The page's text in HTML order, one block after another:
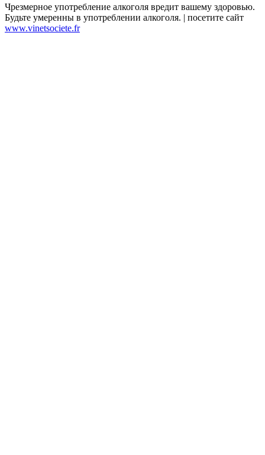
Чрезмерное употребление алкоголя вредит вашему здоровью.
Будьте умеренны в употреблении алкоголя. | посетите сайт
www.vinetsociete.fr